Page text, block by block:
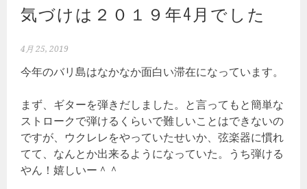
気づけは２０１９年4月でした
4月 25, 2019
今年のバリ島はなかなか面白い滞在になっています。
まず、ギターを弾きだしました。と言ってもと簡単な
ストロークで弾けるくらいで難しいことはできないの
ですが、ウクレレをやっていたせいか、弦楽器に慣れ
てて、なんとか出来るようになっていた。うち弾ける
やん！嬉しいー＾＾